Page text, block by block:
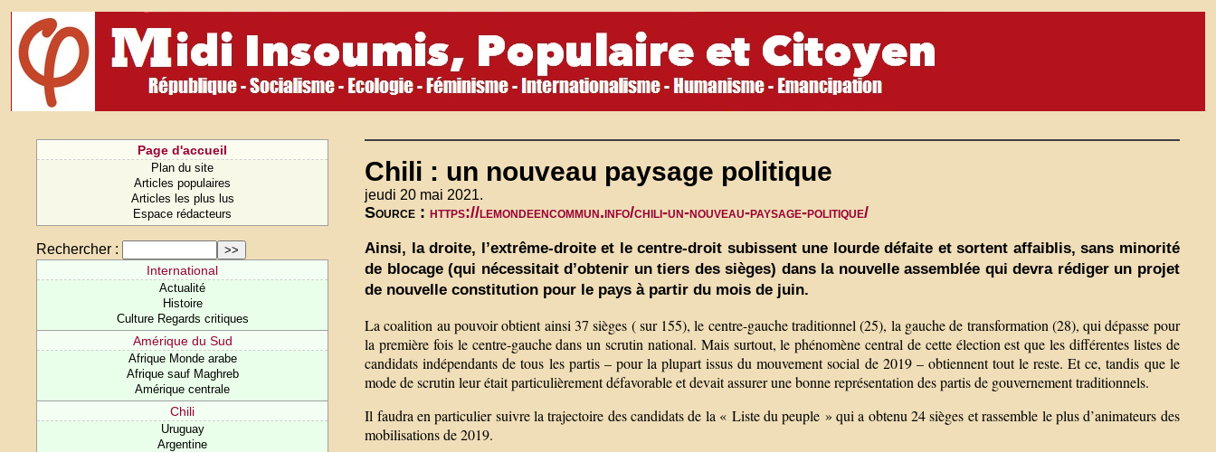
Page d'accueil
Plan du site
Articles populaires
Articles les plus lus
Espace rédacteurs
Rechercher :
International
Actualité
Histoire
Culture Regards critiques
Amérique du Sud
Afrique Monde arabe
Afrique sauf Maghreb
Amérique centrale
Chili
Uruguay
Argentine
Chili : un nouveau paysage politique
jeudi 20 mai 2021.
Source :https://lemondeencommun.info/chili-un-nouveau-paysage-politique/
Ainsi, la droite, l’extrême-droite et le centre-droit subissent une lourde défaite et sortent affaiblis, sans minorité
de blocage (qui nécessitait d’obtenir un tiers des sièges) dans la nouvelle assemblée qui devra rédiger un projet
de nouvelle constitution pour le pays à partir du mois de juin.
La coalition au pouvoir obtient ainsi 37 sièges ( sur 155), le centre-gauche traditionnel (25), la gauche de transformation (28), qui dépasse pour
la première fois le centre-gauche dans un scrutin national. Mais surtout, le phénomène central de cette élection est que les différentes listes de
candidats indépendants de tous les partis – pour la plupart issus du mouvement social de 2019 – obtiennent tout le reste. Et ce, tandis que le
mode de scrutin leur était particulièrement défavorable et devait assurer une bonne représentation des partis de gouvernement traditionnels.
Il faudra en particulier suivre la trajectoire des candidats de la « Liste du peuple » qui a obtenu 24 sièges et rassemble le plus d’animateurs des
mobilisations de 2019.